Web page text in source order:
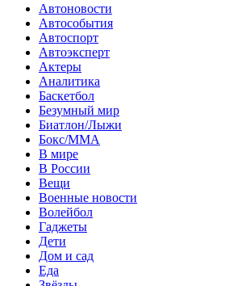
Автоновости
Автособытия
Автоспорт
Автоэксперт
Актеры
Аналитика
Баскетбол
Безумный мир
Биатлон/Лыжи
Бокс/MMA
В мире
В России
Вещи
Военные новости
Волейбол
Гаджеты
Дети
Дом и сад
Еда